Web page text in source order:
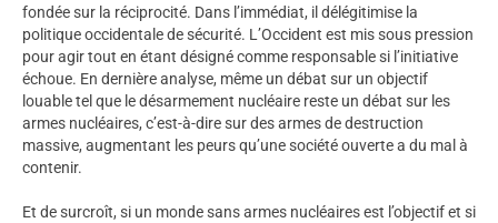
fondée sur la réciprocité. Dans l’immédiat, il délégitimise la
politique occidentale de sécurité. L’Occident est mis sous pression
pour agir tout en étant désigné comme responsable si l’initiative
échoue. En dernière analyse, même un débat sur un objectif
louable tel que le désarmement nucléaire reste un débat sur les
armes nucléaires, c’est-à-dire sur des armes de destruction
massive, augmentant les peurs qu’une société ouverte a du mal à
contenir.
Et de surcroît, si un monde sans armes nucléaires est l’objectif et si